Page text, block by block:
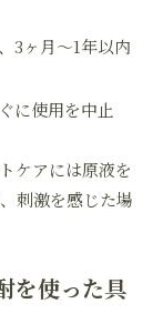
3ヶ月～1年以内
に使用を中止
ケアには原液を
刺激を感じた場
を使った具